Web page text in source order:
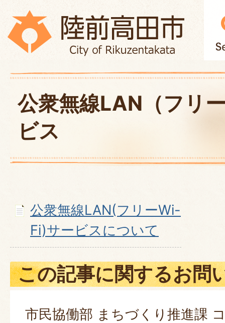
公衆無線LAN（フリ
ビス
公衆無線LAN(フリーWi-
Fi)サービスについて
この記事に関するお問
市民協働部 まちづくり推進課